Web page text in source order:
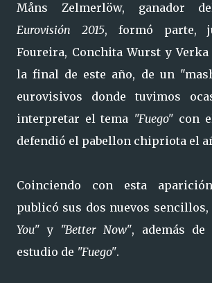
Måns Zelmerlöw, ganador
Eurovisión 2015, formó parte,
Foureira, Conchita Wurst y Verka
la final de este año, de un
eurovisivos donde tuvimos
interpretar el tema "Fuego" con
defendió el pabellon chipriota el
Coinciendo con esta
publicó sus dos nuevos sencillos,
You" y "Better Now", además
estudio de "Fuego".